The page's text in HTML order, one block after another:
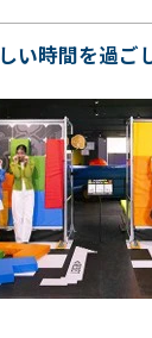
い時間を過ご